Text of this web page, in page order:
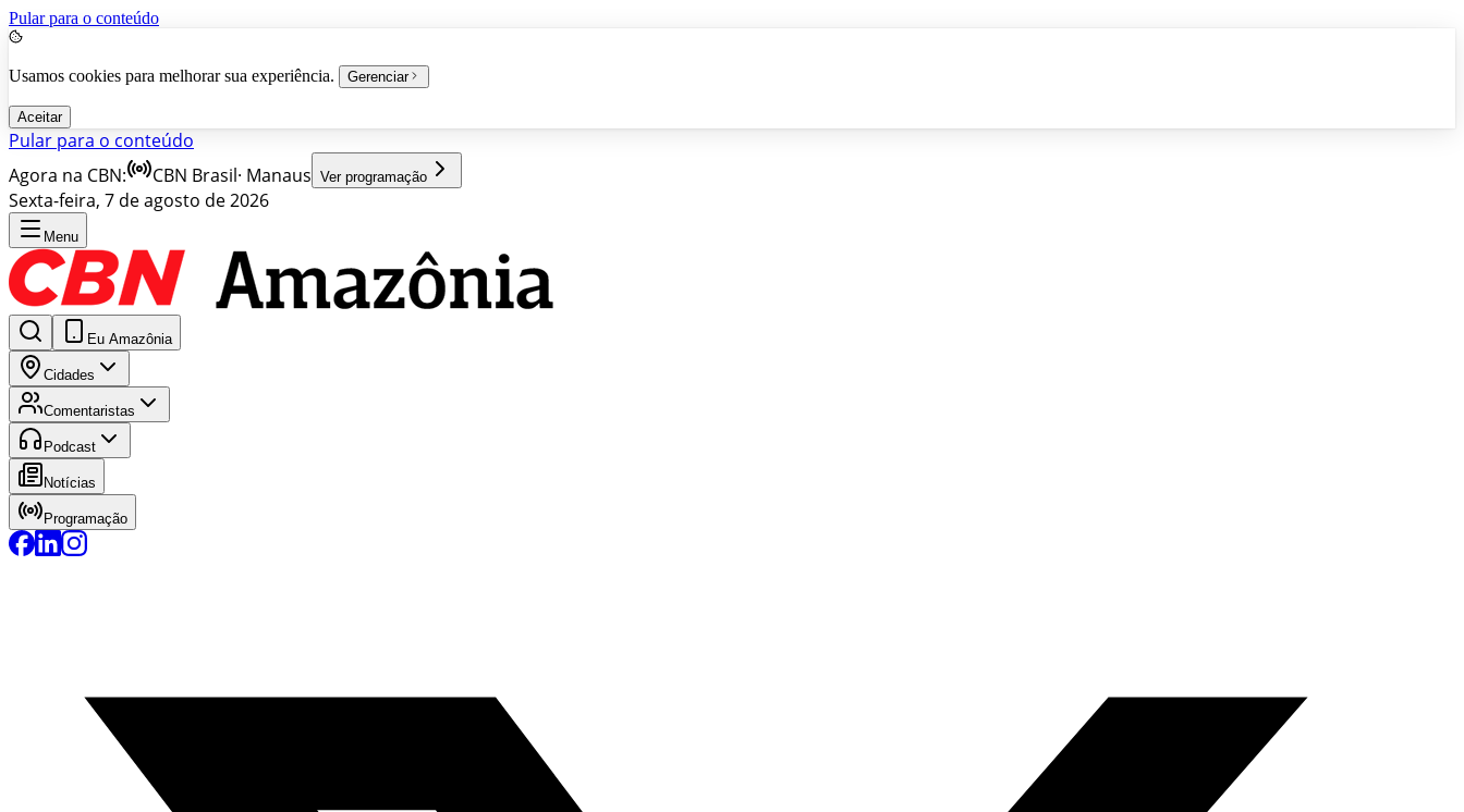
Pular para o conteúdo
Usamos cookies para melhorar sua experiência. Gerenciar
Aceitar
Pular para o conteúdo
Agora na CBN:
CBN Brasil· Manaus Ver programação
Sexta-feira, 7 de agosto de 2026
Menu
Eu Amazônia
Cidades
Comentaristas
Podcast
Notícias
Programação